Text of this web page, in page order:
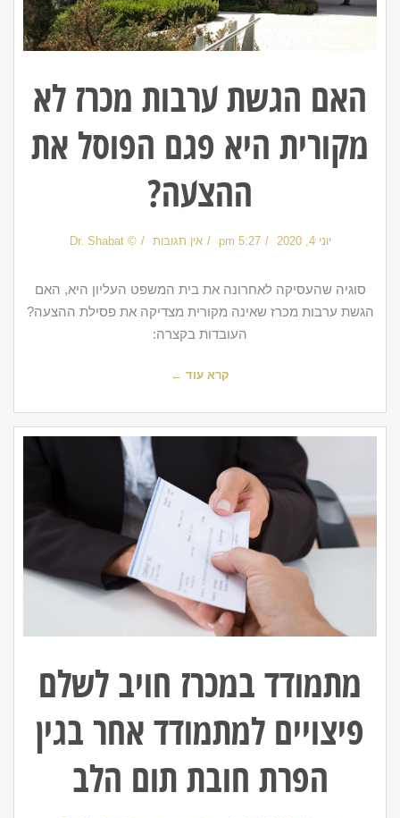
האם הגשת ערבות מכרז לא
מקורית היא פגם הפוסל את
ההצעה?
יוני 4, 2020 5:27 pm אין תגובות © Dr. Shabat
סוגיה שהעסיקה לאחרונה את בית המשפט העליון היא, האם
הגשת ערבות מכרז שאינה מקורית מצדיקה את פסילת ההצעה?
העובדות בקצרה:
קרא עוד ←
מתמודד במכרז חויב לשלם
פיצויים למתמודד אחר בגין
הפרת חובת תום הלב